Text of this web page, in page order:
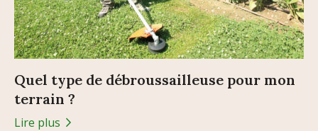
Quel type de débroussailleuse pour mon
terrain ?
Lire plus